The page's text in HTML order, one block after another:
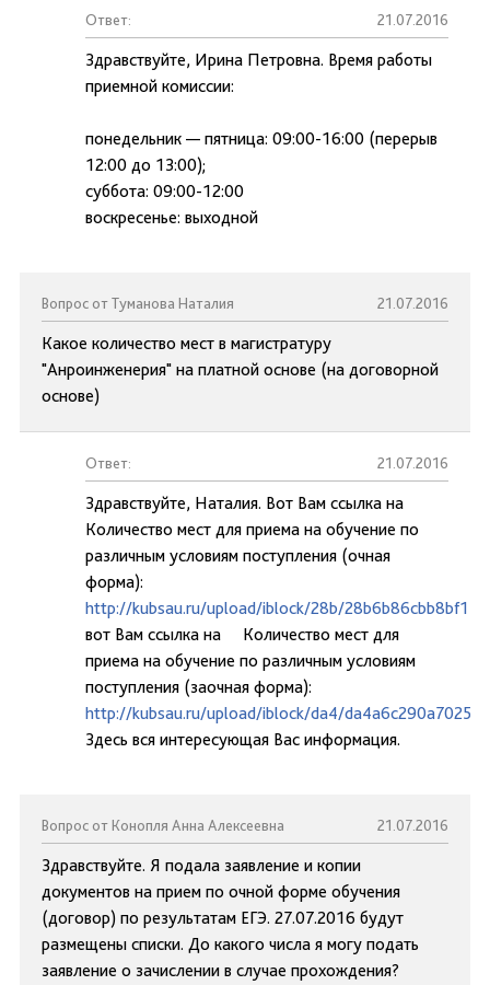
Ответ: 21.07.2016
Здравствуйте, Ирина Петровна. Время работы
приемной комиссии:
понедельник — пятница: 09:00-16:00 (перерыв
12:00 до 13:00);
суббота: 09:00-12:00
воскресенье: выходной
Вопрос от Туманова Наталия 21.07.2016
Какое количество мест в магистратуру
"Анроинженерия" на платной основе (на договорной
основе)
Ответ: 21.07.2016
Здравствуйте, Наталия. Вот Вам ссылка на
Количество мест для приема на обучение по
различным условиям поступления (очная
форма):
http://kubsau.ru/upload/iblock/28b/
вот Вам ссылка на Количество мест для
приема на обучение по различным условиям
поступления (заочная форма):
http://kubsau.ru/upload/iblock/da4/
Здесь вся интересующая Вас информация.
Вопрос от Конопля Анна Алексеевна 21.07.2016
Здравствуйте. Я подала заявление и копии
документов на прием по очной форме обучения
(договор) по результатам ЕГЭ. 27.07.2016 будут
размещены списки. До какого числа я могу подать
заявление о зачислении в случае прохождения?